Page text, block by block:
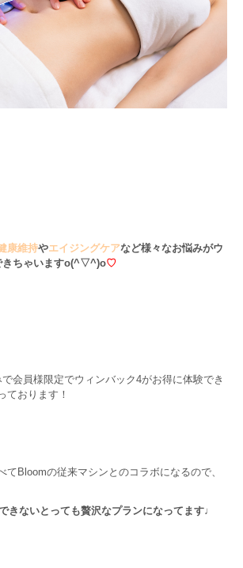
康維持やエイジングケアなど様々なお悩みがウ
ちゃいますo(^▽^)o♡
会員様限定でウィンバック4がお得に体験でき
ております！
てBloomの従来マシンとのコラボになるので、
きないとっても贅沢なプランになってます♩